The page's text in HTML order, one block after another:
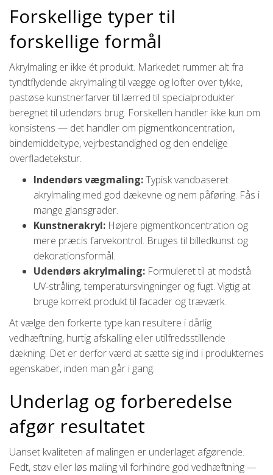
Forskellige typer til
forskellige formål
Akrylmaling er ikke ét produkt. Markedet rummer alt fra
tyndtflydende akrylmaling til vægge og lofter over tykke,
pastøse kunstnerfarver til lærred til specialprodukter
beregnet til udendørs brug. Forskellen handler ikke kun om
konsistens — det handler om pigmentkoncentration,
bindemiddeltype, vejrbestandighed og den endelige
overfladetekstur.
Indendørs vægmaling:Typisk vandbaseret
akrylmaling med god dækevne og nem påføring. Fås i
mange glansgrader.
Kunstnerakryl: Højere pigmentkoncentration og
mere præcis farvekontrol. Bruges til billedkunst og
dekorationsformål.
Udendørs akrylmaling: Formuleret til at modstå
UV-stråling, temperatursvingninger og fugt. Vigtig at
bruge korrekt produkt til facader og træværk.
At vælge den forkerte type kan resultere i dårlig
vedhæftning, hurtig afskalling eller utilfredsstillende
dækning. Det er derfor værd at sætte sig ind i produkternes
egenskaber, inden man går i gang.
Underlag og forberedelse
afgør resultatet
Uanset kvaliteten af malingen er underlaget afgørende.
Fedt, støv eller løs maling vil forhindre god vedhæftning —